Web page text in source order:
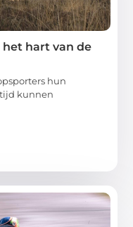
hart van de
hun
kunnen